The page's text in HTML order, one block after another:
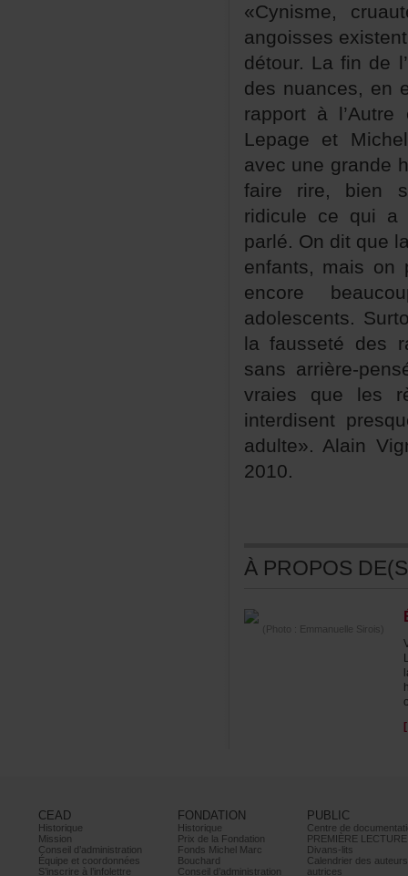
sansarrière-
2010.
(Photo:EmmanuelleSirois)
CEAD
Historique
Mission
Conseild’administration
Équipeetcoordonnées
S’inscrireàl’infolettre
FONDATION
Historique
PrixdelaFondation
FondsMichelMarc
Bouchard
Conseild’administration
PUBLIC
PREMIÈRELECTURE
Divans-lits
autrices